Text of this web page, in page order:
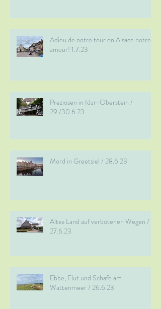
Adieu de notre tour en Alsace notre
amour! 1.7.23
Preziosen in Idar-Oberstein /
29./30.6.23
Mord in Greetsiel / 28.6.23
Altes Land auf verbotenen Wegen /
27.6.23
Ebbe, Flut und Schafe am
Wattenmeer / 26.6.23